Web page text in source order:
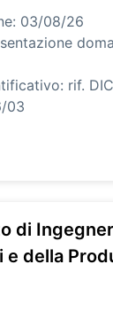
03/08/26
rif.
03
di
e della